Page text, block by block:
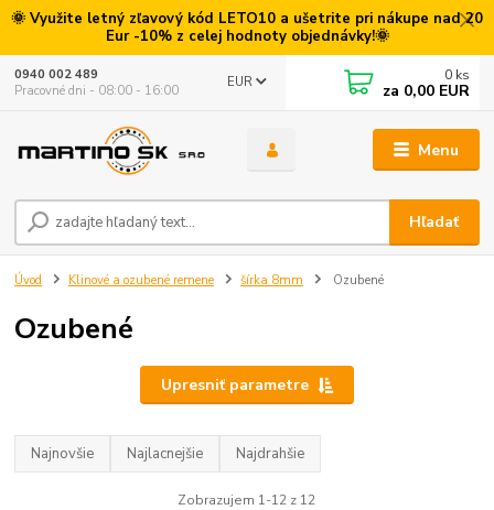
🌞 Využite letný zľavový kód LETO10 a ušetrite pri nákupe nad 20
Eur -10% z celej hodnoty objednávky!🌞
Menu
EUR
Hľadať
0940 002 489
Pracovné dni - 08:00 - 16:00
0 ks
za 0,00 EUR
Úvod Klinové a ozubené remene šírka 8mm Ozubené
Ozubené
Upresniť parametre
Najnovšie Najlacnejšie Najdrahšie
Zobrazujem 1-12 z 12